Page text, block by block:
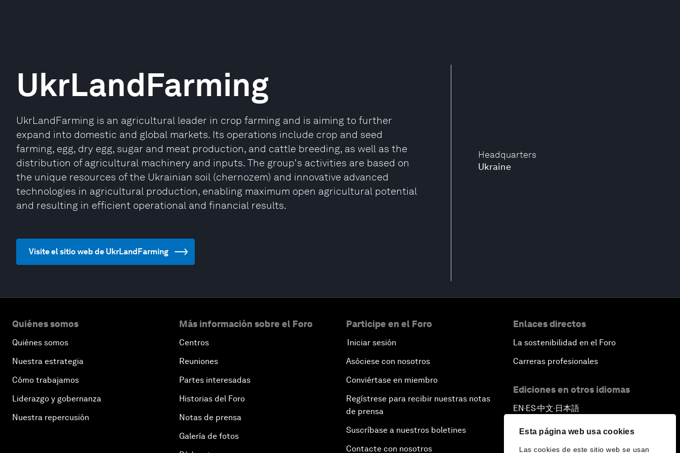
Esta página web usa cookies
Las cookies de este sitio web se usan
Headquarters
Ukraine
UkrLandFarming
UkrLandFarming is an agricultural leader in crop farming and is aiming to further
expand into domestic and global markets. Its operations include crop and seed
farming, egg, dry egg, sugar and meat production, and cattle breeding, as well as the
distribution of agricultural machinery and inputs. The group's activities are based on
the unique resources of the Ukrainian soil (chernozem) and innovative advanced
technologies in agricultural production, enabling maximum open agricultural potential
and resulting in efficient operational and financial results.
Visite el sitio web de UkrLandFarming
Quiénes somos
Quiénes somos
Nuestra estrategia
Cómo trabajamos
Liderazgo y gobernanza
Nuestra repercusión
Más información sobre el Foro
Centros
Reuniones
Partes interesadas
Historias del Foro
Notas de prensa
Galería de fotos
Participe en el Foro
Iniciar sesión
Asóciese con nosotros
Conviértase en miembro
Regístrese para recibir nuestras notas
de prensa
Suscríbase a nuestros boletines
Contacte con nosotros
Enlaces directos
La sostenibilidad en el Foro
Carreras profesionales
Ediciones en otros idiomas
EN ▪ES▪中文▪ 日本語